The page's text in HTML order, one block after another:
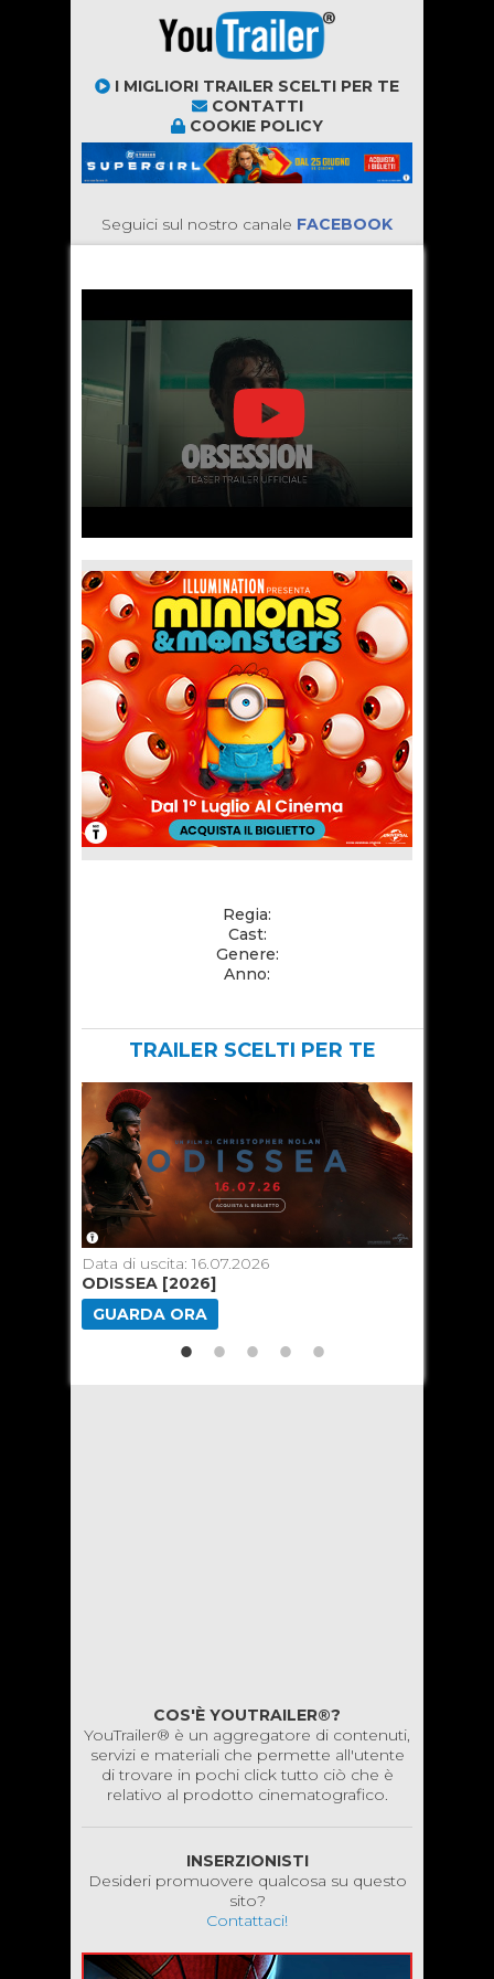
I MIGLIORI TRAILER SCELTI PER TE
CONTATTI
COOKIE POLICY
Seguici sul nostro canale FACEBOOK
Regia:
Cast:
Genere:
Anno:
TRAILER SCELTI PER TE
Data di uscita: 16.07.2026
ODISSEA [2026]
GUARDA ORA
COS'È YOUTRAILER®?
YouTrailer® è un aggregatore di contenuti,
servizi e materiali che permette all'utente
di trovare in pochi click tutto ciò che è
relativo al prodotto cinematografico.
INSERZIONISTI
Desideri promuovere qualcosa su questo
sito?
Contattaci!